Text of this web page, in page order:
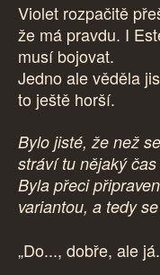
Violet rozpačitě
že má pravdu. I
musí bojovat.
Jedno ale věděla
to ještě horší.
Bylo jisté, že než
stráví tu nějaký
Byla přeci
variantou, a tedy
„Do..., dobře, ale